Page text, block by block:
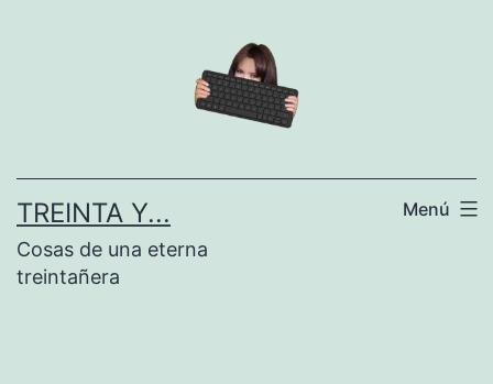
TREINTA Y...
Cosas de una eterna
treintañera
Menú